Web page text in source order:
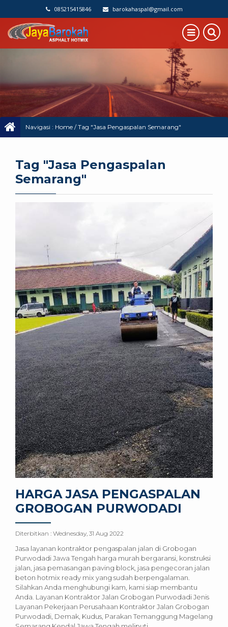
085215415846 barokahaspal@gmail.com
Navigasi : Home /Tag "Jasa Pengaspalan Semarang"
Tag "Jasa Pengaspalan
Semarang"
HARGA JASA PENGASPALAN
GROBOGAN PURWODADI
Diterbitkan : Wednesday, 31 Aug 2022
Jasa layanan kontraktor pengaspalan jalan di Grobogan
Purwodadi Jawa Tengah harga murah bergaransi, konstruksi
jalan, jasa pemasangan paving block, jasa pengecoran jalan
beton hotmix ready mix yang sudah berpengalaman.
Silahkan Anda menghubungi kam, kami siap membantu
Anda. Layanan Kontraktor Jalan Grobogan Purwodadi Jenis
Layanan Pekerjaan Perusahaan Kontraktor Jalan Grobogan
Purwodadi, Demak, Kudus, Parakan Temanggung Magelang